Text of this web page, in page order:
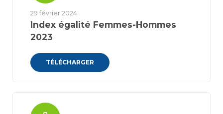
29 février 2024
Index égalité Femmes-Hommes
2023
TÉLÉCHARGER